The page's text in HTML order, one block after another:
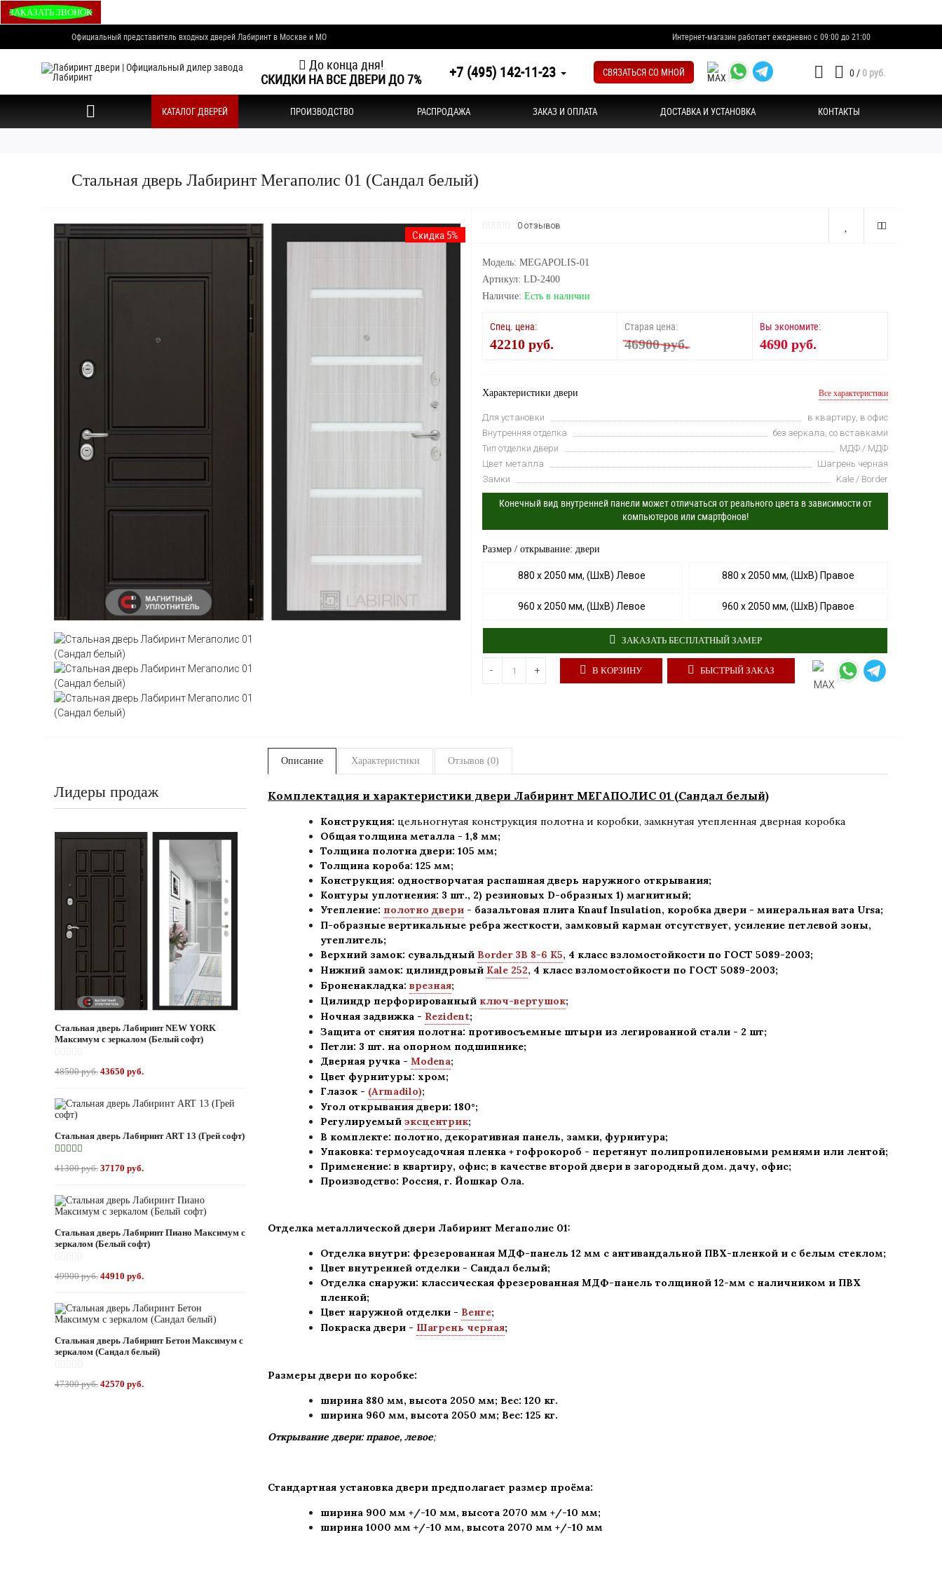
ЗАКАЗАТЬ ЗВОНОК
Официальный представитель входных дверей Лабиринт в Москве и МО Интернет-магазин работает ежедневно с 09:00 до 21:00
До конца дня!
СКИДКИ НА ВСЕ ДВЕРИ ДО 7%
+7 (495) 142-11-23 СВЯЗАТЬСЯ СО МНОЙ 0 / 0 руб.
КАТАЛОГ ДВЕРЕЙ ПРОИЗВОДСТВО РАСПРОДАЖА ЗАКАЗ И ОПЛАТА ДОСТАВКА И УСТАНОВКА КОНТАКТЫ
Стальная дверь Лабиринт Мегаполис 01 (Сандал белый)
Скидка 5%
0 отзывов
Модель: MEGAPOLIS-01
Артикул: LD-2400
Наличие: Есть в наличии
Спец. цена:
42210 руб.
Старая цена:
46900 руб.
Вы экономите:
4690 руб.
Характеристики двери Все характеристики
Для установки
в квартиру, в офис
Внутренняя отделка
без зеркала, со вставками
Тип отделки двери
МДФ / МДФ
Цвет металла
Шагрень черная
Замки
Kale / Border
Конечный вид внутренней панели может отличаться от реального цвета в зависимости от
компьютеров или смартфонов!
Размер / открывание: двери
880 х 2050 мм, (ШхВ) Левое 880 х 2050 мм, (ШхВ) Правое
960 х 2050 мм, (ШхВ) Левое 960 х 2050 мм, (ШхВ) Правое
ЗАКАЗАТЬ БЕСПЛАТНЫЙ ЗАМЕР
- + В КОРЗИНУ БЫСТРЫЙ ЗАКАЗ
Лидеры продаж
Стальная дверь Лабиринт NEW YORK
Максимум с зеркалом (Белый софт)
48500 руб. 43650 руб.
Стальная дверь Лабиринт ART 13 (Грей софт)
41300 руб. 37170 руб.
Стальная дверь Лабиринт Пиано Максимум с
зеркалом (Белый софт)
49900 руб. 44910 руб.
Стальная дверь Лабиринт Бетон Максимум с
зеркалом (Сандал белый)
47300 руб. 42570 руб.
Описание Характеристики Отзывов (0)
Комплектация и характеристики двери Лабиринт МЕГАПОЛИС 01 (Сандал белый)
Конструкция: цельногнутая конструкция полотна и коробки, замкнутая утепленная дверная коробка
Общая толщина металла - 1,8 мм;
Толщина полотна двери: 105 мм;
Толщина короба: 125 мм;
Конструкция: одностворчатая распашная дверь наружного открывания;
Контуры уплотнения: 3 шт., 2) резиновых D-образных 1) магнитный;
Утепление: полотно двери - базальтовая плита Knauf Insulation, коробка двери - минеральная вата Ursa;
П-образные вертикальные ребра жесткости, замковый карман отсутствует, усиление петлевой зоны,
утеплитель;
Верхний замок: сувальдный Border 3В 8-6 К5, 4 класс взломостойкости по ГОСТ 5089-2003;
Нижний замок: цилиндровый Kale 252, 4 класс взломостойкости по ГОСТ 5089-2003;
Броненакладка: врезная;
Цилиндр перфорированный ключ-вертушок;
Ночная задвижка - Rezident;
Защита от снятия полотна: противосъемные штыри из легированной стали - 2 шт;
Петли: 3 шт. на опорном подшипнике;
Дверная ручка - Modena;
Цвет фурнитуры: хром;
Глазок - (Armadilo);
Угол открывания двери: 180°;
Регулируемый эксцентрик;
В комплекте: полотно, декоративная панель, замки, фурнитура;
Упаковка: термоусадочная пленка + гофрокороб - перетянут полипропиленовыми ремнями или лентой;
Применение: в квартиру, офис; в качестве второй двери в загородный дом. дачу, офис;
Производство: Россия, г. Йошкар Ола.
Отделка металлической двери Лабиринт Мегаполис 01:
Отделка внутри: фрезерованная МДФ-панель 12 мм с антивандальной ПВХ-пленкой и с белым стеклом;
Цвет внутренней отделки - Сандал белый;
Отделка снаружи: классическая фрезерованная МДФ-панель толщиной 12-мм с наличником и ПВХ
пленкой;
Цвет наружной отделки - Венге;
Покраска двери - Шагрень черная;
Размеры двери по коробке:
ширина 880 мм, высота 2050 мм; Вес: 120 кг.
ширина 960 мм, высота 2050 мм; Вес: 125 кг.
Открывание двери: правое, левое;
Стандартная установка двери предполагает размер проёма:
ширина 900 мм +/-10 мм, высота 2070 мм +/-10 мм;
ширина 1000 мм +/-10 мм, высота 2070 мм +/-10 мм